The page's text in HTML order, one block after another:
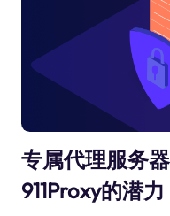
专属代理服务
911Proxy的潜力